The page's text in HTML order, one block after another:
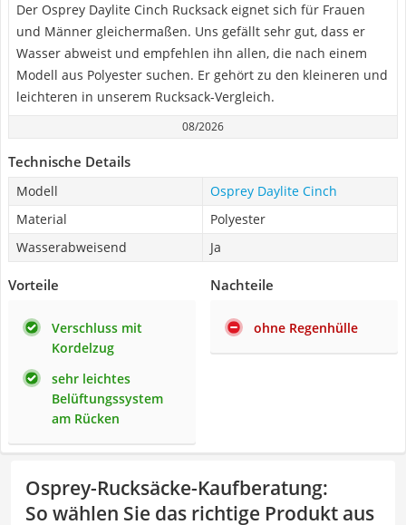
Der Osprey Daylite Cinch Rucksack eignet sich für Frauen
und Männer gleichermaßen. Uns gefällt sehr gut, dass er
Wasser abweist und empfehlen ihn allen, die nach einem
Modell aus Polyester suchen. Er gehört zu den kleineren und
leichteren in unserem Rucksack-Vergleich.
08/2026
Technische Details
Modell
Osprey Daylite Cinch
Material
Polyester
Wasserabweisend
Ja
Vorteile
Verschluss mit
Kordelzug
sehr leichtes
Belüftungssystem
am Rücken
Nachteile
ohne Regenhülle
Osprey-Rucksäcke-Kaufberatung:
So wählen Sie das richtige Produkt aus